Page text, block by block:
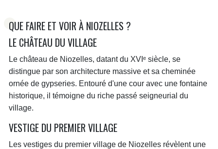
QUE FAIRE ET VOIR À NIOZELLES ?
LE CHÂTEAU DU VILLAGE
Le château de Niozelles, datant du XVIᵉ siècle, se
distingue par son architecture massive et sa cheminée
ornée de gypseries. Entouré d'une cour avec une fontaine
historique, il témoigne du riche passé seigneurial du
village.
VESTIGE DU PREMIER VILLAGE
Les vestiges du premier village de Niozelles révèlent une